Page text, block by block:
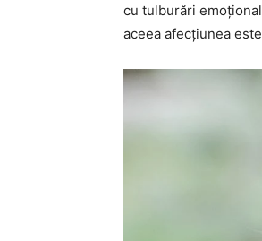
cu tulburări
aceea afecțiunea